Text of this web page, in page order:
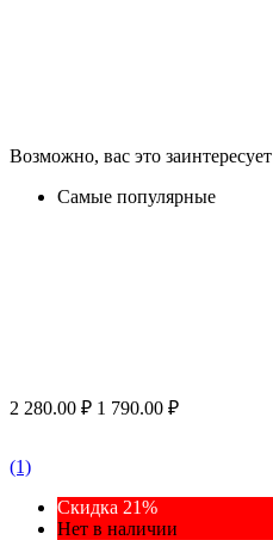
Возможно, вас это заинтересует
Самые популярные
2 280.00 ₽ 1 790.00 ₽
(1)
Скидка 21%
Нет в наличии